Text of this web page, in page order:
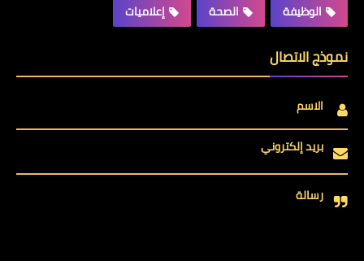
الوظيفة
الصحة إعلاميات
نموذج الاتصال
الاسم
بريد إلكتروني
رسالة